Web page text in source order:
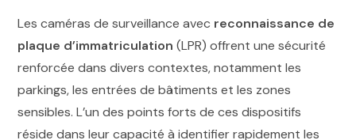
Les caméras de surveillance avec reconnaissance de
plaque d’immatriculation (LPR) offrent une sécurité
renforcée dans divers contextes, notamment les
parkings, les entrées de bâtiments et les zones
sensibles. L’un des points forts de ces dispositifs
réside dans leur capacité à identifier rapidement les